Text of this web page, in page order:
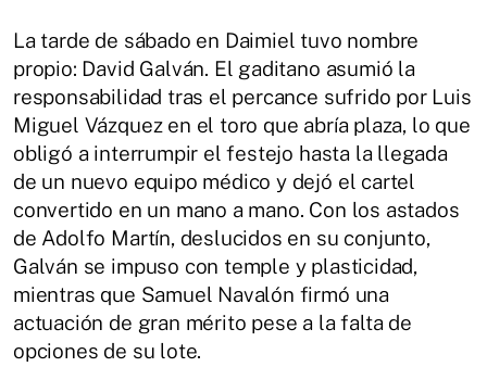
La tarde de sábado en Daimiel tuvo nombre
propio: David Galván. El gaditano asumió la
responsabilidad tras el percance sufrido por Luis
Miguel Vázquez en el toro que abría plaza, lo que
obligó a interrumpir el festejo hasta la llegada
de un nuevo equipo médico y dejó el cartel
convertido en un mano a mano. Con los astados
de Adolfo Martín, deslucidos en su conjunto,
Galván se impuso con temple y plasticidad,
mientras que Samuel Navalón firmó una
actuación de gran mérito pese a la falta de
opciones de su lote.